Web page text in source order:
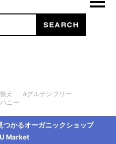
え
#グルテンフリー
ニー
つかるオーガニックショップ
Market